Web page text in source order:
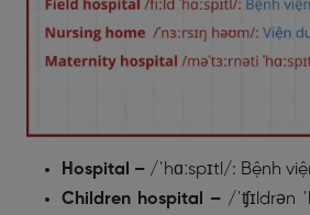
Hospital – /ˈhɑːspɪtl/: Bệnh
Children hospital
– /ˈʧɪldrən